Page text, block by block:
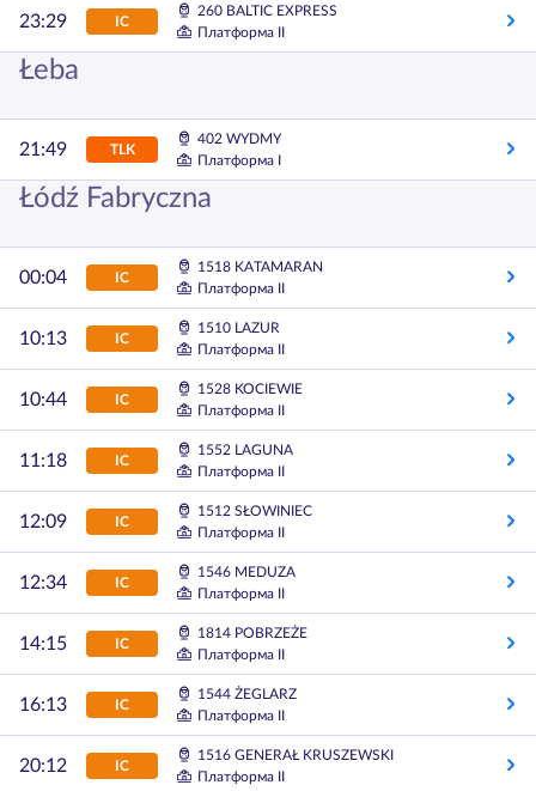
23:29 IC
260 BALTIC EXPRESS
Платформа II
Łeba
21:49 TLK
402 WYDMY
Платформа I
Łódź Fabryczna
00:04 IC
1518 KATAMARAN
Платформа II
10:13 IC
1510 LAZUR
Платформа II
10:44 IC
1528 KOCIEWIE
Платформа II
11:18 IC
1552 LAGUNA
Платформа II
12:09 IC
1512 SŁOWINIEC
Платформа II
12:34 IC
1546 MEDUZA
Платформа II
14:15 IC
1814 POBRZEŻE
Платформа II
16:13 IC
1544 ŻEGLARZ
Платформа II
20:12 IC
1516 GENERAŁ KRUSZEWSKI
Платформа II